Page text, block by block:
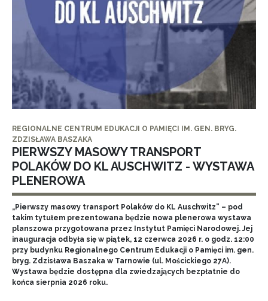
REGIONALNE CENTRUM EDUKACJI O PAMIĘCI IM. GEN. BRYG.
ZDZISŁAWA BASZAKA
PIERWSZY MASOWY TRANSPORT
POLAKÓW DO KL AUSCHWITZ - WYSTAWA
PLENEROWA
„Pierwszy masowy transport Polaków do KL Auschwitz” – pod
takim tytułem prezentowana będzie nowa plenerowa wystawa
planszowa przygotowana przez Instytut Pamięci Narodowej. Jej
inauguracja odbyła się w piątek, 12 czerwca 2026 r. o godz. 12:00
przy budynku Regionalnego Centrum Edukacji o Pamięci im. gen.
bryg. Zdzisława Baszaka w Tarnowie (ul. Mościckiego 27A).
Wystawa będzie dostępna dla zwiedzających bezpłatnie do
końca sierpnia 2026 roku.